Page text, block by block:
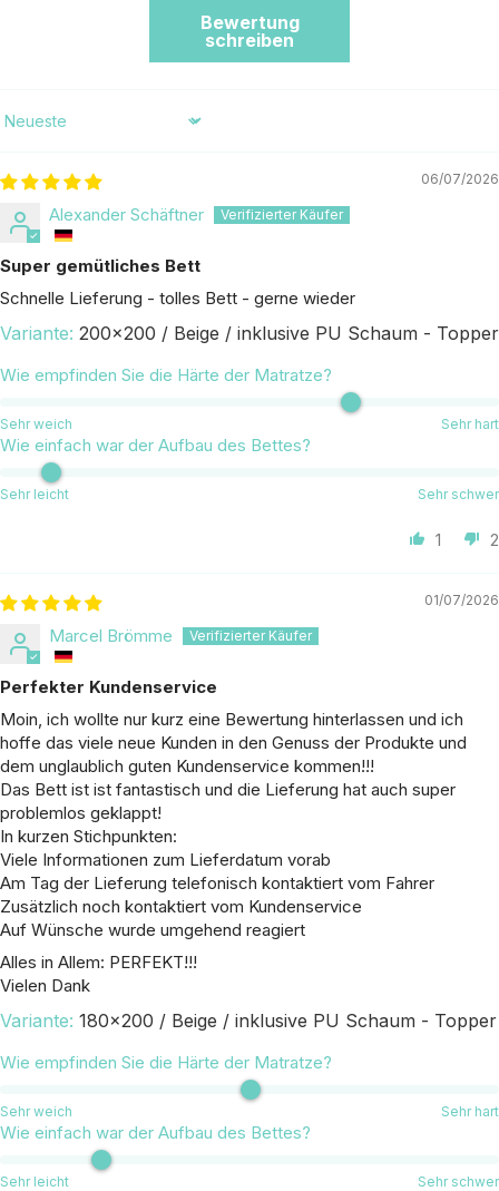
Bewertung
schreiben
Sort by
06/07/2026
Alexander Schäftner
Super gemütliches Bett
Schnelle Lieferung - tolles Bett - gerne wieder
200x200 / Beige / inklusive PU Schaum - Topper
Wie empfinden Sie die Härte der Matratze?
Sehr weich Sehr hart
Wie einfach war der Aufbau des Bettes?
Sehr leicht Sehr schwer
1 2
01/07/2026
Marcel Brömme
Perfekter Kundenservice
Moin, ich wollte nur kurz eine Bewertung hinterlassen und ich
hoffe das viele neue Kunden in den Genuss der Produkte und
dem unglaublich guten Kundenservice kommen!!!
Das Bett ist ist fantastisch und die Lieferung hat auch super
problemlos geklappt!
In kurzen Stichpunkten:
Viele Informationen zum Lieferdatum vorab
Am Tag der Lieferung telefonisch kontaktiert vom Fahrer
Zusätzlich noch kontaktiert vom Kundenservice
Auf Wünsche wurde umgehend reagiert
Alles in Allem: PERFEKT!!!
Vielen Dank
180x200 / Beige / inklusive PU Schaum - Topper
Wie empfinden Sie die Härte der Matratze?
Sehr weich Sehr hart
Wie einfach war der Aufbau des Bettes?
Sehr leicht Sehr schwer